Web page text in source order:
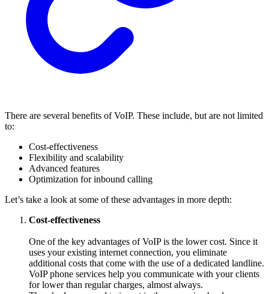
There are several benefits of VoIP. These include, but are not limited
to:
Cost-effectiveness
Flexibility and scalability
Advanced features
Optimization for inbound calling
Let’s take a look at some of these advantages in more depth:
Cost-effectiveness
One of the key advantages of VoIP is the lower cost. Since it
uses your existing internet connection, you eliminate
additional costs that come with the use of a dedicated landline.
VoIP phone services help you communicate with your clients
for lower than regular charges, almost always.